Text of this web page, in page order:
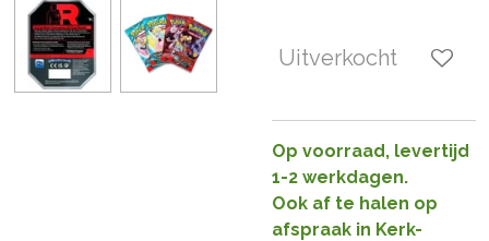
Uitverkocht
Op voorraad, levertijd
1-2 werkdagen.
Ook af te halen op
afspraak in Kerk-